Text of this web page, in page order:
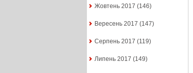
Жовтень 2017 (146)
Вересень 2017 (147)
Серпень 2017 (119)
Липень 2017 (149)